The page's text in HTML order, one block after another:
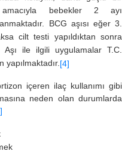
amacıyla bebekler 2 ayı
BCG aşısı eğer 3.
cilt testi yapıldıktan sonra
Aşı ile ilgili uygulamalar T.C.
yapılmaktadır.[4]
içeren ilaç kullanımı gibi
neden olan durumlarda